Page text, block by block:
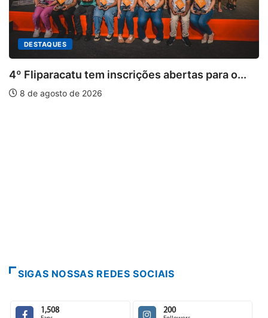
abertas para o...
SIGAS NOSSAS REDES SOCIAIS
1,508 200